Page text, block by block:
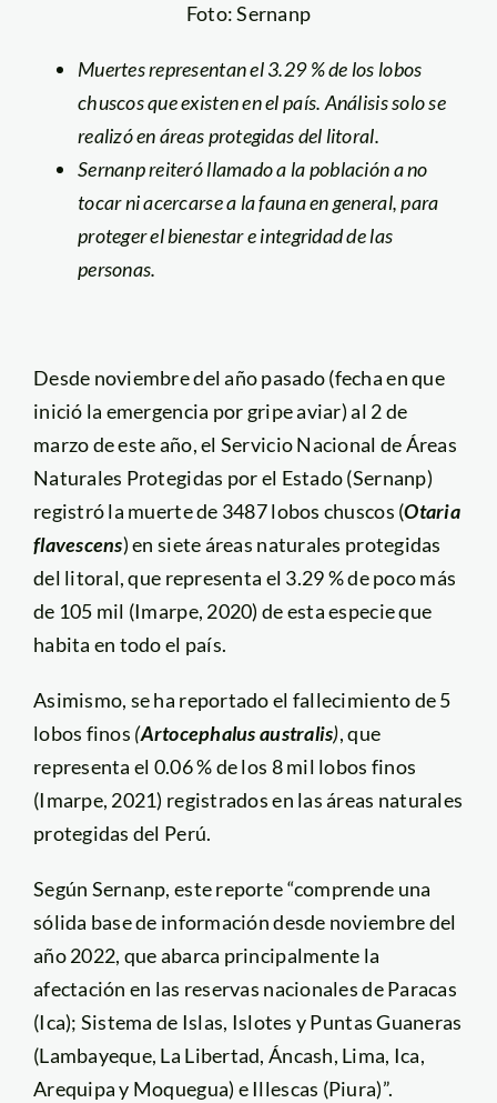
Foto: Sernanp
Muertes representan el 3.29 % de los lobos
chuscos que existen en el país. Análisis solo se
realizó en áreas protegidas del litoral.
Sernanp reiteró llamado a la población a no
tocar ni acercarse a la fauna en general, para
proteger el bienestar e integridad de las
personas.
Desde noviembre del año pasado (fecha en que
inició la emergencia por gripe aviar) al 2 de
marzo de este año, el Servicio Nacional de Áreas
Naturales Protegidas por el Estado (Sernanp)
registró la muerte de 3487 lobos chuscos (Otaria
flavescens) en siete áreas naturales protegidas
del litoral, que representa el 3.29 % de poco más
de 105 mil (Imarpe, 2020) de esta especie que
habita en todo el país.
Asimismo, se ha reportado el fallecimiento de 5
lobos finos (Artocephalus australis), que
representa el 0.06 % de los 8 mil lobos finos
(Imarpe, 2021) registrados en las áreas naturales
protegidas del Perú.
Según Sernanp, este reporte “comprende una
sólida base de información desde noviembre del
año 2022, que abarca principalmente la
afectación en las reservas nacionales de Paracas
(Ica); Sistema de Islas, Islotes y Puntas Guaneras
(Lambayeque, La Libertad, Áncash, Lima, Ica,
Arequipa y Moquegua) e Illescas (Piura)”.